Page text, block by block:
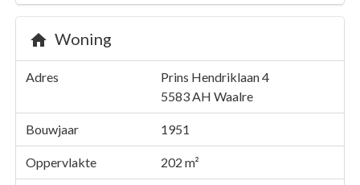
Woning
Adres
Prins Hendriklaan 4
5583 AH Waalre
Bouwjaar 1951
Oppervlakte 202 m²
Perceel 96
Kaarten en rapporten